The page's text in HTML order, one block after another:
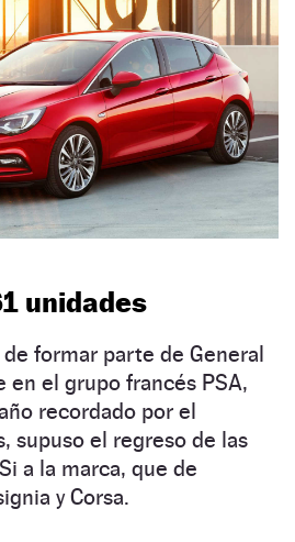
unidades
formar parte de General
en el grupo francés PSA,
recordado por el
supuso el regreso de las
a la marca, que de
y Corsa.